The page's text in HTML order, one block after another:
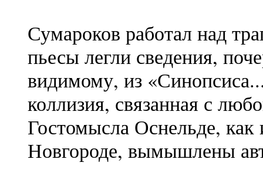
Сумароков работал над
пьесы легли сведения,
видимому, из
коллизия, связанная с
Гостомысла Оснельде,
Новгороде, вымышлены